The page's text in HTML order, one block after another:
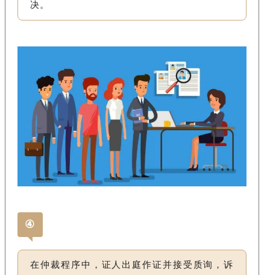
决。
④
在仲裁程序中，证人出庭作证并接受质询，诉